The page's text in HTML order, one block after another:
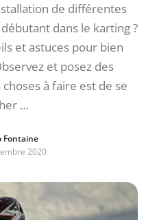
de différentes
dans le karting ?
et astuces pour bien
et posez des
à faire est de se
…
Fontaine
2020